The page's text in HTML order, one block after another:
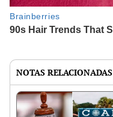
NOTAS RELACIONADAS